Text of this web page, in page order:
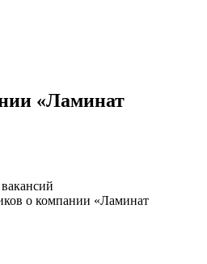
«Ламинат
о компании «Ламинат